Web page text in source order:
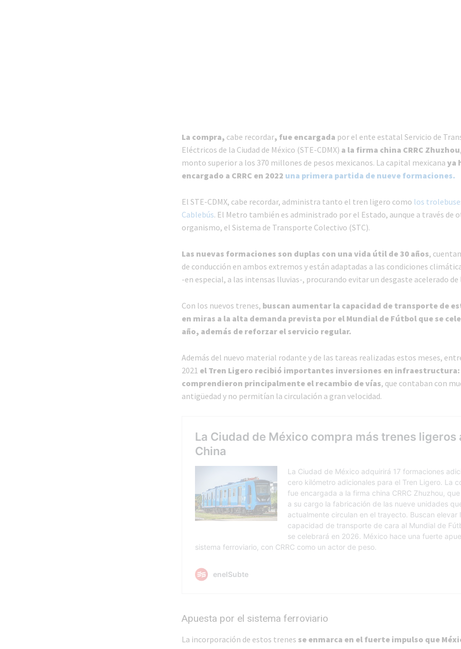
La compra, cabe recordar, fue encargada por el ente estatal Servicio de
Eléctricos de la Ciudad de México (STE-CDMX) a la firma china CRRC Zhuzhou
monto superior a los 370 millones de pesos mexicanos. La capital mexicana ya
encargado a CRRC en 2022 una primera partida de nueve formaciones.
El STE-CDMX, cabe recordar, administra tanto el tren ligero como los
Cablebús. El Metro también es administrado por el Estado, aunque a través de
organismo, el Sistema de Transporte Colectivo (STC).
Las nuevas formaciones son duplas con una vida útil de 30 años,
de conducción en ambos extremos y están adaptadas a las condiciones
-en especial, a las intensas lluvias-, procurando evitar un desgaste acelerado de
Con los nuevos trenes, buscan aumentar la capacidad de transporte de
en miras a la alta demanda prevista por el Mundial de Fútbol que se
año, además de reforzar el servicio regular.
Además del nuevo material rodante y de las tareas realizadas estos meses,
2021 el Tren Ligero recibió importantes inversiones en infraestructura:
comprendieron principalmente el recambio de vías, que contaban con
antigüedad y no permitían la circulación a gran velocidad.
Apuesta por el sistema ferroviario
La incorporación de estos trenes se enmarca en el fuerte impulso que